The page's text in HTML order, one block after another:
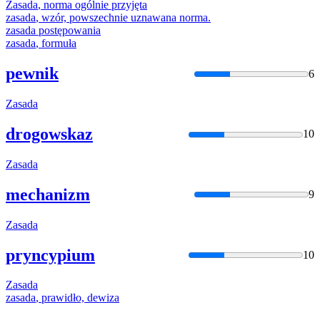
Zasada, norma ogólnie przyjęta
zasada, wzór, powszechnie uznawana norma.
zasada postępowania
zasada, formuła
pewnik 6
Zasada
drogowskaz 10
Zasada
mechanizm 9
Zasada
pryncypium 10
Zasada
zasada, prawidło, dewiza